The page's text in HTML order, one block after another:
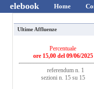
elebook Home
Ultime Affluenze
Percentuale
ore 15,00 del 09/06/2025
referendum n. 1
sezioni n. 15 su 15